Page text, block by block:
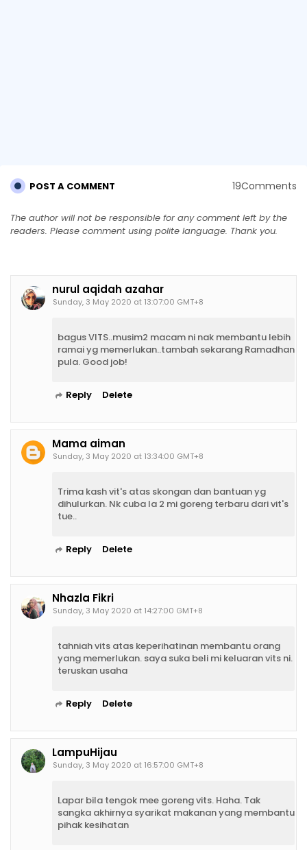
POST A COMMENT 19Comments
The author will not be responsible for any comment left by the
readers. Please comment using polite language. Thank you.
nurul aqidah azahar
Sunday, 3 May 2020 at 13:07:00 GMT+8
bagus VITS..musim2 macam ni nak membantu lebih
ramai yg memerlukan..tambah sekarang Ramadhan
pula. Good job!
Reply Delete
Mama aiman
Sunday, 3 May 2020 at 13:34:00 GMT+8
Trima kash vit's atas skongan dan bantuan yg
dihulurkan. Nk cuba la 2 mi goreng terbaru dari vit's
tue..
Reply Delete
Nhazla Fikri
Sunday, 3 May 2020 at 14:27:00 GMT+8
tahniah vits atas keperihatinan membantu orang
yang memerlukan. saya suka beli mi keluaran vits ni.
teruskan usaha
Reply Delete
LampuHijau
Sunday, 3 May 2020 at 16:57:00 GMT+8
Lapar bila tengok mee goreng vits. Haha. Tak
sangka akhirnya syarikat makanan yang membantu
pihak kesihatan